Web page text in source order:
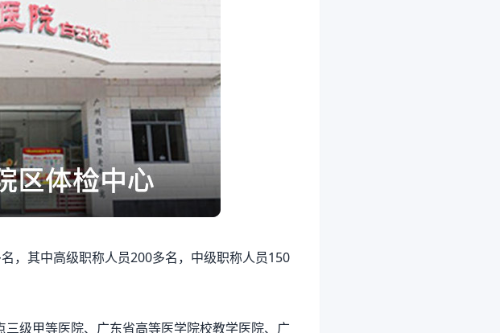
，其中高级职称人员200多名，中级职称人员150
级甲等医院、广东省高等医学院校教学医院、广